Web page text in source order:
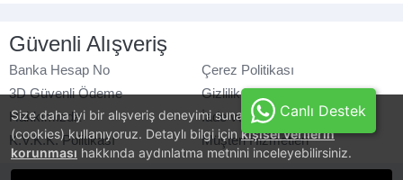
Size daha iyi bir alışveriş deneyimi sunabilmek için, çerezler
(cookies) kullanıyoruz. Detaylı bilgi için kişisel verilerin
korunması hakkında aydınlatma metnini inceleyebilirsiniz.
Güvenli Alışveriş
Banka Hesap No
Çerez Politikası
3D Güvenli Ödeme
Gizlilik Politikası
Hakkımızda
İade ve Değişim
K.V.K.K. Politikası
Müşteri Hizmetleri
Canlı Destek